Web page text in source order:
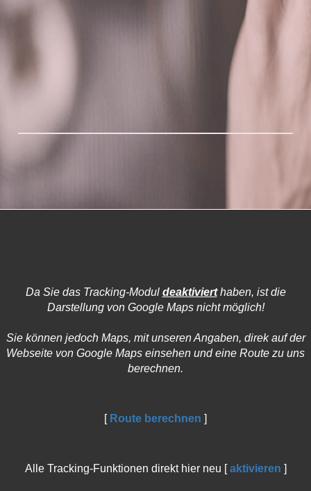
Da Sie das Tracking-Modul deaktivierthaben, ist die
Darstellung von Google Maps nicht möglich!
Sie können jedoch Maps, mit unseren Angaben, direk auf der
Webseite von Google Maps einsehen und eine Route zu uns
berechnen.
[ Route berechnen ]
Alle Tracking-Funktionen direkt hier neu [aktivieren ]